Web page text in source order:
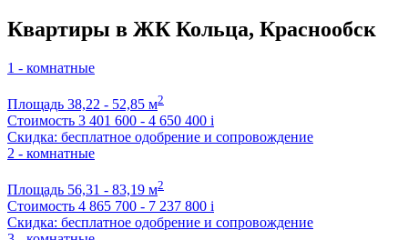
Квартиры в ЖК Кольца, Краснообск
1 - комнатные
Площадь 38,22 - 52,85 м2
Стоимость 3 401 600 - 4 650 400 i
Скидка: бесплатное одобрение и сопровождение
2 - комнатные
Площадь 56,31 - 83,19 м2
Стоимость 4 865 700 - 7 237 800 i
Скидка: бесплатное одобрение и сопровождение